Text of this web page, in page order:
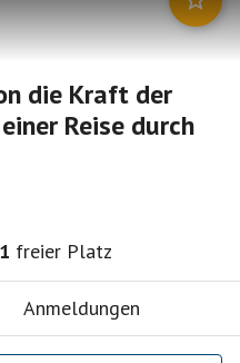
die Kraft der
Reise durch
1 freier Platz
Anmeldungen